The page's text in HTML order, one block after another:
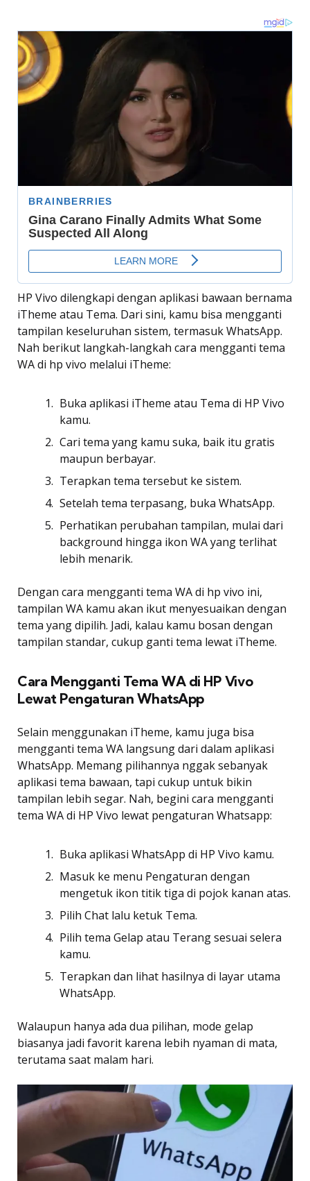
HP Vivo dilengkapi dengan aplikasi bawaan bernama
iTheme atau Tema. Dari sini, kamu bisa mengganti
tampilan keseluruhan sistem, termasuk WhatsApp.
Nah berikut langkah-langkah cara mengganti tema
WA di hp vivo melalui iTheme:
Buka aplikasi iTheme atau Tema di HP Vivo
kamu.
Cari tema yang kamu suka, baik itu gratis
maupun berbayar.
Terapkan tema tersebut ke sistem.
Setelah tema terpasang, buka WhatsApp.
Perhatikan perubahan tampilan, mulai dari
background hingga ikon WA yang terlihat
lebih menarik.
Dengan cara mengganti tema WA di hp vivo ini,
tampilan WA kamu akan ikut menyesuaikan dengan
tema yang dipilih. Jadi, kalau kamu bosan dengan
tampilan standar, cukup ganti tema lewat iTheme.
Cara Mengganti Tema WA di HP Vivo
Lewat Pengaturan WhatsApp
Selain menggunakan iTheme, kamu juga bisa
mengganti tema WA langsung dari dalam aplikasi
WhatsApp. Memang pilihannya nggak sebanyak
aplikasi tema bawaan, tapi cukup untuk bikin
tampilan lebih segar. Nah, begini cara mengganti
tema WA di HP Vivo lewat pengaturan Whatsapp:
Buka aplikasi WhatsApp di HP Vivo kamu.
Masuk ke menu Pengaturan dengan
mengetuk ikon titik tiga di pojok kanan atas.
Pilih Chat lalu ketuk Tema.
Pilih tema Gelap atau Terang sesuai selera
kamu.
Terapkan dan lihat hasilnya di layar utama
WhatsApp.
Walaupun hanya ada dua pilihan, mode gelap
biasanya jadi favorit karena lebih nyaman di mata,
terutama saat malam hari.